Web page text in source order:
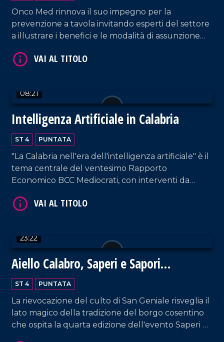
Onco Med rinnova il suo impegno per la
prevenzione a tavola invitando esperti del settore
a illustrare i benefici e le modalità di assunzione
08:21
Intelligenza Artificiale in Calabria
ST 4 PUNTATA
"La Calabria nell'era dell'intelligenza artificiale" è il
tema centrale del ventesimo Rapporto
Economico BCC Mediocrati, con interventi da
svantaggi delle nuove tecnologie.
23:22
Aiello Calabro, Saperi e Sapori
d'Autunno 2024: un viaggio tra storia,
tradizioni e fede
ST 4 PUNTATA
La rievocazione del culto di San Geniale risveglia il
lato magico della tradizione del borgo cosentino
che ospita la quarta edizione dell'evento Saperi e
VAI AL TITOLO
VAI AL TITOLO